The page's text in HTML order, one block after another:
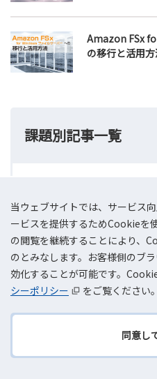
当ウェブサイトでは、サービス
ービスを提供するためCookieを
の閲覧を継続することにより、
のとみなします。お客様側のブ
効化することが可能です。
シーポリシー
をご覧ください。
同意し
Amazon FSx
の移行と活用
課題別記事一覧
AI活用
働き方改革